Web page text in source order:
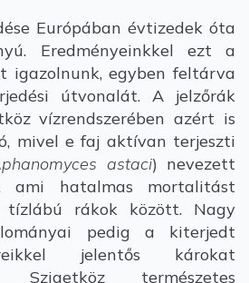
Európában évtizedek óta
Eredményeinkkel ezt a
igazolnunk, egyben feltárva
útvonalát. A jelzőrák
vízrendszerében azért is
mivel e faj aktívan terjeszti
astaci) nevezett
ami hatalmas mortalitást
tízlábú rákok között. Nagy
pedig a kiterjedt
jelentős károkat
természetes